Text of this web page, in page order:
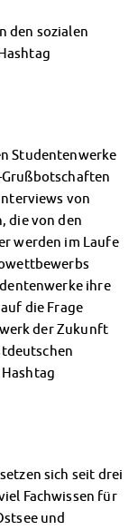
den sozialen
Studentenwerke
von
die von den
werden im Laufe
ihre
die Frage
der Zukunft
sich seit drei
Fachwissen für
und